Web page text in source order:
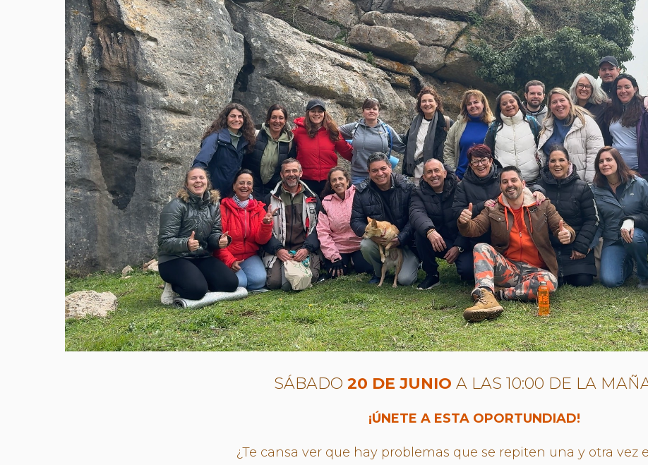
SÁBADO 20 DE JUNIO A LAS 10:00 DE LA
¡ÚNETE A ESTA OPORTUNDIAD!
¿Te cansa ver que hay problemas que se repiten una y otra vez